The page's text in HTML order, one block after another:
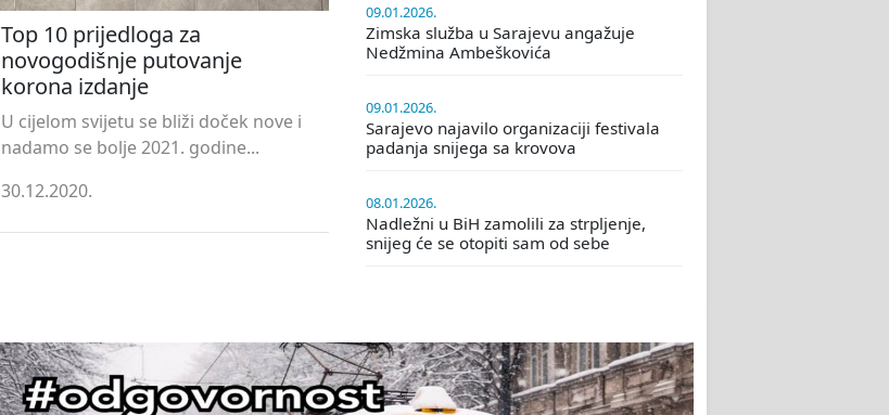
Top 10 prijedloga za
novogodišnje putovanje
korona izdanje
U cijelom svijetu se bliži doček nove i
nadamo se bolje 2021. godine...
30.12.2020.
09.01.2026.
Zimska služba u Sarajevu angažuje
Nedžmina Ambeškovića
09.01.2026.
Sarajevo najavilo organizaciji festivala
padanja snijega sa krovova
08.01.2026.
Nadležni u BiH zamolili za strpljenje,
snijeg će se otopiti sam od sebe